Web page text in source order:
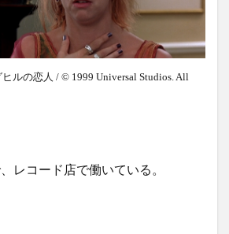
ルの恋人 / © 1999 Universal Studios. All
レコード店で働いている。